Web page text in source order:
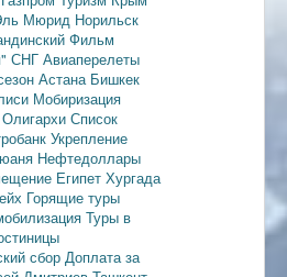
Мюрид Норильск
Фильм
СНГ Авиаперелеты
Астана Бишкек
Мобиризация
Олигархи Список
Укрепление
Нефтедоллары
Египет Хургада
Горящие туры
Туры в
сбор Доплата за